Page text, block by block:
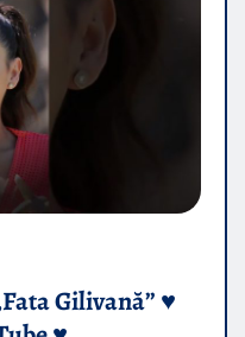
Gilivană” ♥️